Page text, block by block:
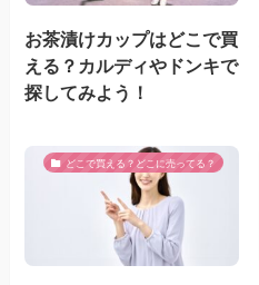
お茶漬けカップはどこで買
える？カルディやドンキで
探してみよう！
どこで買える？どこに売ってる？